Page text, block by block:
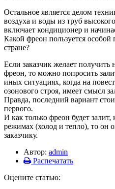
Остальное является делом
воздуха и воды из труб
включает кондиционер и
Какой фреон пользуется
стране?
Если заказчик желает получить
фреон, то можно попросить
иных ситуациях, когда на
озонового строя, имеет смысл
Правда, последний вариант
первого.
И как только фреон будет
режимах (холод и тепло), то он
заказчику.
Автор: admin
Распечатать
Оцените статью: